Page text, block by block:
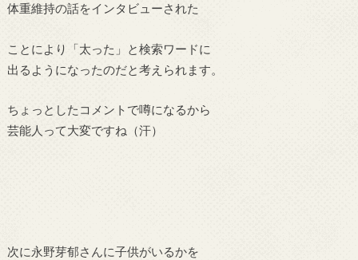
体重維持の話をインタビューされた
ことにより「太った」と検索ワードに
出るようになったのだと考えられます。
ちょっとしたコメントで噂になるから
芸能人って大変ですね（汗）
次に永野芽郁さんに子供がいるかを